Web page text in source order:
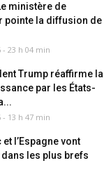
ministère de
pointe la diffusion de
- 23 h 04 min
Trump réaffirme la
par les États-
- 13 h 47 min
et l’Espagne vont
les plus brefs